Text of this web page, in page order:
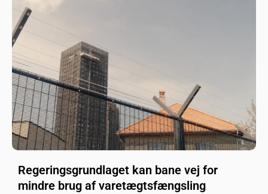
Regeringsgrundlaget kan bane vej for
mindre brug af varetægtsfængsling